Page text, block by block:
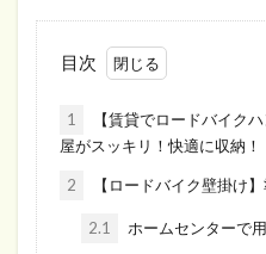
目次
1
【賃貸でロードバイク
屋がスッキリ！快適に収納！
2 【ロードバイク壁掛け
2.1 ホームセンターで